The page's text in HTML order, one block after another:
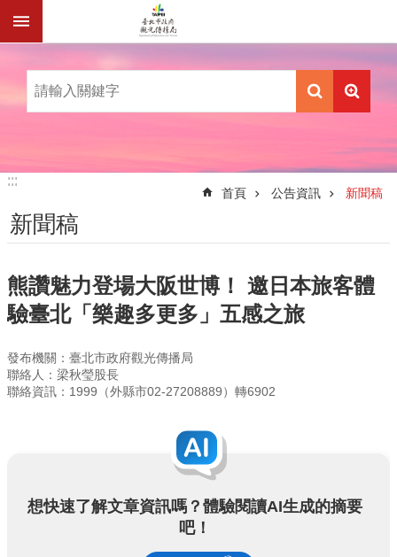
跳到主要內容區塊
:::
:::
首頁 公告資訊 新聞稿
新聞稿
熊讚魅力登場大阪世博！ 邀日本旅客體
驗臺北「樂趣多更多」五感之旅
發布機關：臺北市政府觀光傳播局
聯絡人：梁秋瑩股長
聯絡資訊：1999（外縣市02-27208889）轉6902
想快速了解文章資訊嗎？體驗閱讀AI生成的摘要
吧！